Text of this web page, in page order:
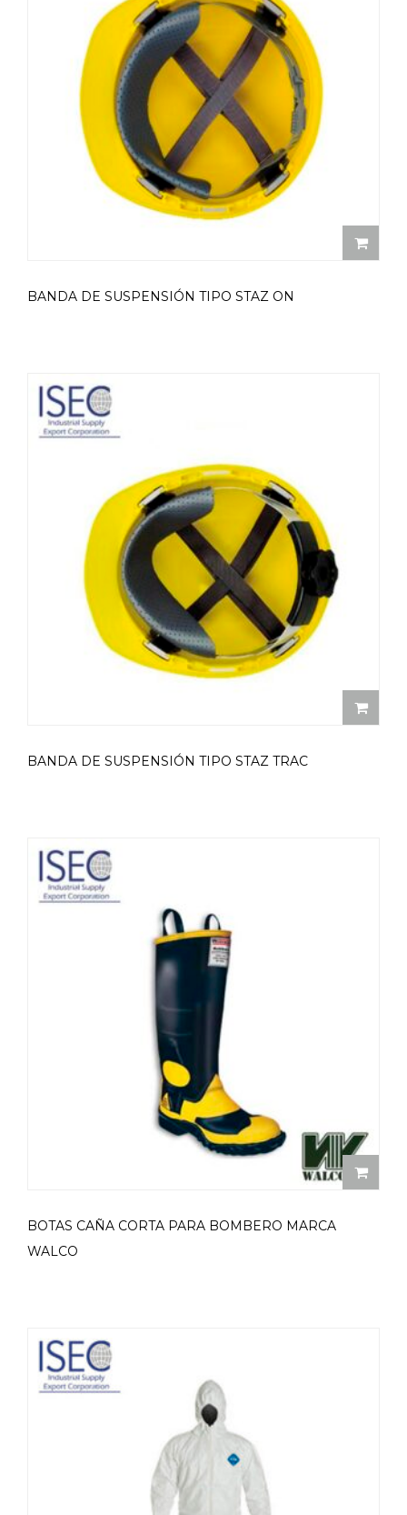
BANDA DE SUSPENSIÓN TIPO STAZ ON
BANDA DE SUSPENSIÓN TIPO STAZ TRAC
BOTAS CAÑA CORTA PARA BOMBERO MARCA
WALCO